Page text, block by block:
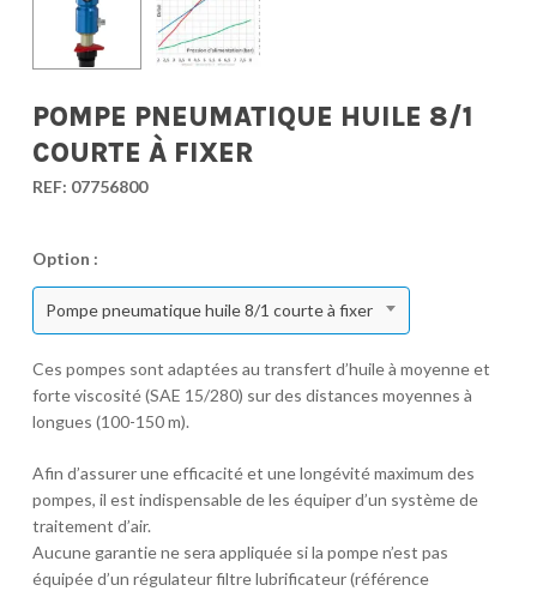
POMPE PNEUMATIQUE HUILE 8/1
COURTE À FIXER
REF: 07756800
Option :
Pompe pneumatique huile 8/1 courte à fixer
Ces pompes sont adaptées au transfert d’huile à moyenne et
forte viscosité (SAE 15/280) sur des distances moyennes à
longues (100-150 m).
Afin d’assurer une efficacité et une longévité maximum des
pompes, il est indispensable de les équiper d’un système de
traitement d’air.
Aucune garantie ne sera appliquée si la pompe n’est pas
équipée d’un régulateur filtre lubrificateur (référence